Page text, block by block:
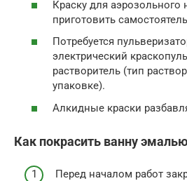
Краску для
приготовить
Потребуется
электрический
растворитель (тип
упаковке).
Алкидные краски
Как покрасить ванну
Перед началом работ